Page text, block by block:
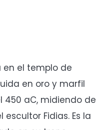
en el templo de
en oro y marfil
450 aC, midiendo de
escultor Fidias. Es la